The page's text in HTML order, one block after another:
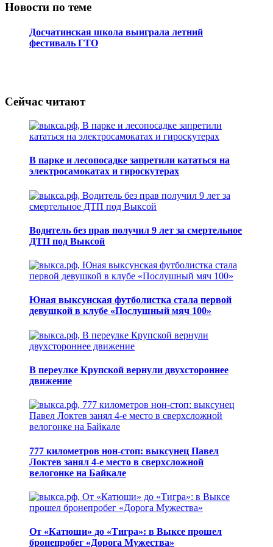
Новости по теме
Досчатинская школа выиграла летний
фестиваль ГТО
Сейчас читают
В парке и лесопосадке запретили кататься на
электросамокатах и гироскутерах
Водитель без прав получил 9 лет за смертельное
ДТП под Выксой
Юная выксунская футболистка стала первой
девушкой в клубе «Послушный мяч 100»
В переулке Крупской вернули двухстороннее
движение
777 километров нон-стоп: выксунец Павел
Локтев занял 4-е место в сверхсложной
велогонке на Байкале
От «Катюши» до «Тигра»: в Выксе прошел
бронепробег «Дорога Мужества»